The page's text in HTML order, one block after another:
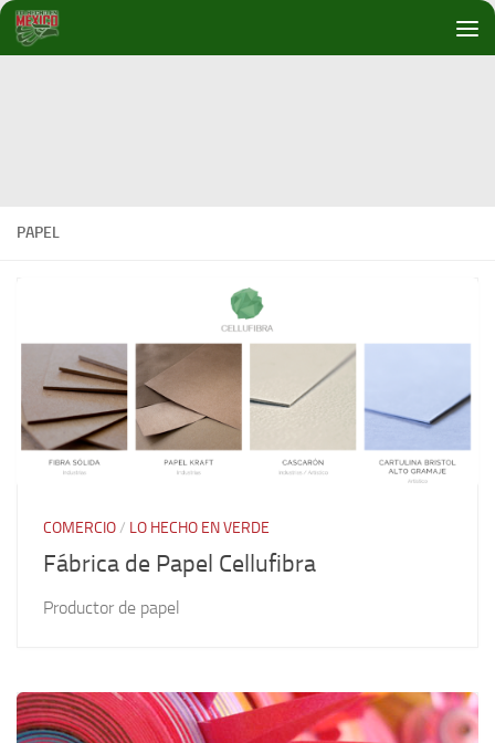
Debajo del contenido
PAPEL
COMERCIO/ LO HECHO EN VERDE
Fábrica de Papel Cellufibra
Productor de papel